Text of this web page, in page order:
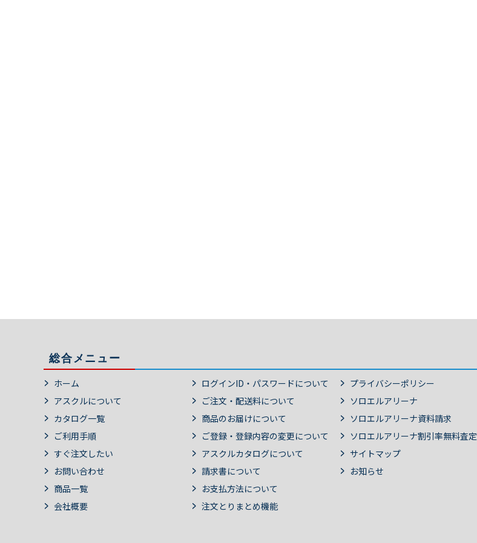
総合メニュー
ホーム
アスクルについて
カタログ一覧
ご利用手順
すぐ注文したい
お問い合わせ
商品一覧
会社概要
ログインID・パスワードについて
ご注文・配送料について
商品のお届けについて
ご登録・登録内容の変更について
アスクルカタログについて
請求書について
お支払方法について
注文とりまとめ機能
プライバシーポリシー
ソロエルアリーナ
ソロエルアリーナ資料請求
ソロエルアリーナ割引率無料査定
サイトマップ
お知らせ